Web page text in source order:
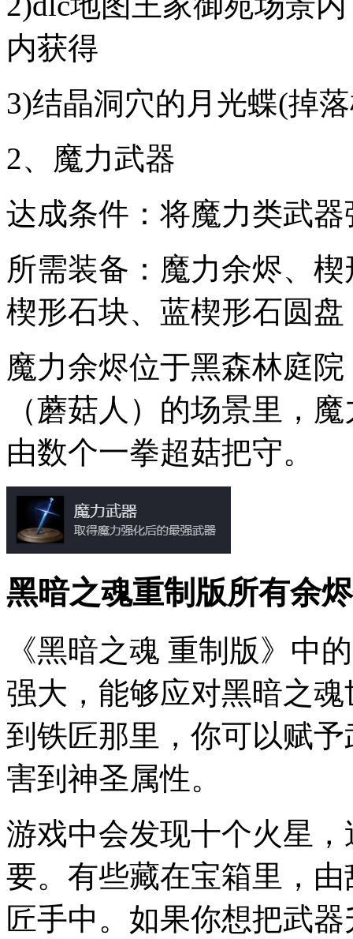
内获得
3)结晶洞穴的月光蝶(掉
2、魔力武器
达成条件：将魔力类武
所需装备：魔力余烬、
楔形石块、蓝楔形石圆盘
魔力余烬位于黑森林庭
（蘑菇人）的场景里，
由数个一拳超菇把守。
黑暗之魂重制版所有余
《黑暗之魂 重制版》中
强大，能够应对黑暗之
到铁匠那里，你可以赋
害到神圣属性。
游戏中会发现十个火星
要。有些藏在宝箱里，
匠手中。如果你想把武